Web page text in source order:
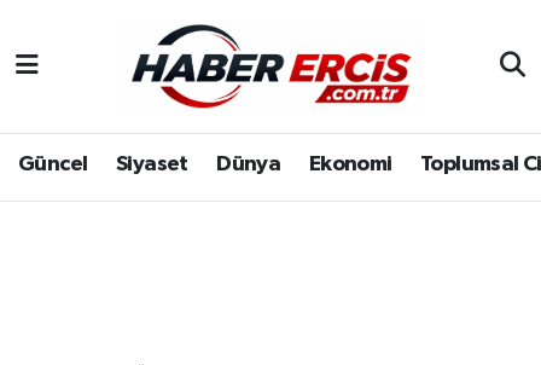
Güncel Siyaset Dünya Ekonomi Toplumsal